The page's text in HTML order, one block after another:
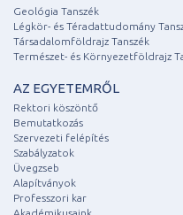
Geológia Tanszék
Légkör- és Téradattudomány
Társadalomföldrajz Tanszék
Természet- és Környezetföldrajz
AZ EGYETEMRŐL
Rektori köszöntő
Bemutatkozás
Szervezeti felépítés
Szabályzatok
Üvegzseb
Alapítványok
Professzori kar